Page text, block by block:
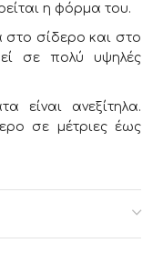
η φόρμα του.
στο σίδερο και στο
σε πολύ υψηλές
είναι ανεξίτηλα.
σε μέτριες έως